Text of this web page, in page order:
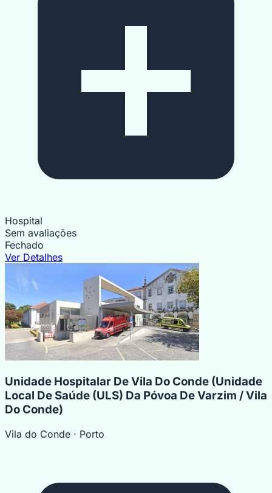
Hospital
Sem avaliações
Fechado
Ver Detalhes
Unidade Hospitalar De Vila Do Conde (Unidade
Local De Saúde (ULS) Da Póvoa De Varzim / Vila
Do Conde)
Vila do Conde · Porto